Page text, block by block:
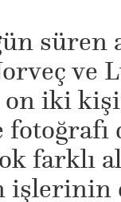
süren
ve
iki
farklı